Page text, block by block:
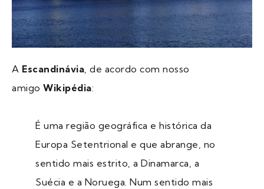
A Escandinávia, de acordo com nosso
amigo Wikipédia:
É uma região geográfica e histórica da
Europa Setentrional e que abrange, no
sentido mais estrito, a Dinamarca, a
Suécia e a Noruega. Num sentido mais